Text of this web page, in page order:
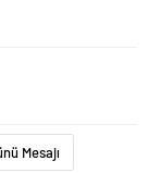
Mesajı